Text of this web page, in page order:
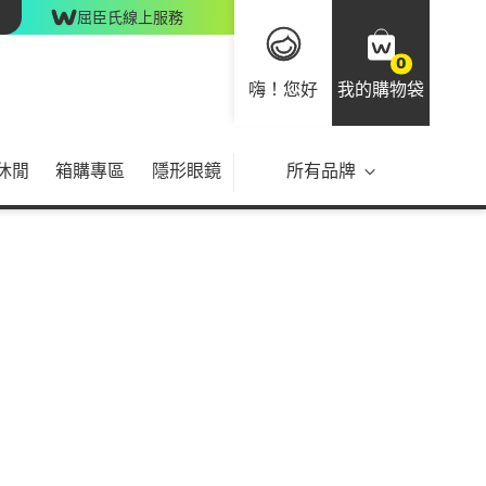
屈臣氏線上服務
嗨！您好
0
我的購物袋
閒 箱購專區 隱形眼鏡 所有品牌